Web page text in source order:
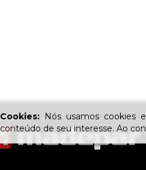
Cookies:Nós usamos cookies e
conteúdo de seu interesse. Ao